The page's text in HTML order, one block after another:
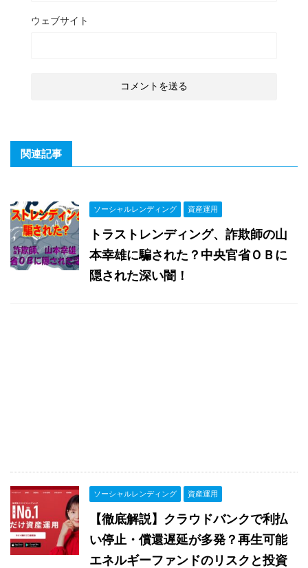
ウェブサイト
関連記事
ソーシャルレンディング 資産運用
トラストレンディング、詐欺師の山
本幸雄に騙された？中央官省ＯＢに
隠された深い闇！
ソーシャルレンディング 資産運用
【徹底解説】クラウドバンクで利払
い停止・償還遅延が多発？再生可能
エネルギーファンドのリスクと投資